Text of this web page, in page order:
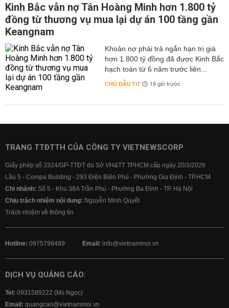
Kinh Bắc vẫn nợ Tân Hoàng Minh hơn 1.800 tỷ
đồng từ thương vụ mua lại dự án 100 tầng gần
Keangnam
hơn 1.800 tỷ đồng đã được Kinh Bắc
hạch toán từ 6 năm trước liên...
CHỦ ĐẦU TƯ 19 giờ trước
TRANG TTĐTTH CỦA CÔNG TY VIETNEWSCORP
Giấy phép số 3324/GP-TTĐT do Sở VH&TT TPHCM cấp ngày 20/3/2026
Lầu 5 - Compa Building - 293 Điện Biên Phủ - Phường Gia Định - TP.HCM
Chi nhánh: Số 5 - Khu 38A Trần Phú - Phường Ba Đình - TP. Hà Nội
Chịu trách nhiệm nội dung: Nguyễn Minh Quyết
Trách nhiệm về thông tin
Hotline: 0975798489 Email: info@vietnammoi.vn
DỊCH VỤ QUẢNG CÁO:
Tel: 0931589222 (Ms Ngọc)
Email: quangcao@vietnammoi.vn